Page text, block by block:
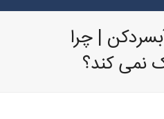
| چرا
نمی کند؟